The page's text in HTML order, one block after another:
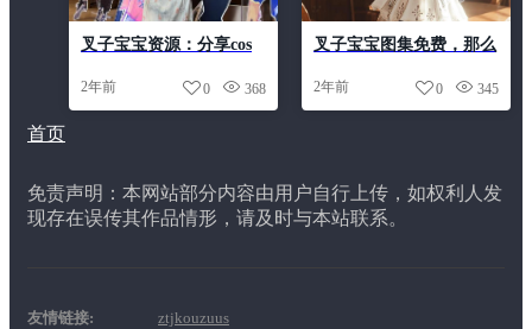
叉子宝宝资源：分享cos
cos界
2年前 368
0
叉子宝宝图集免费，那么
赏这个分享的珍藏吧
2年前 345
0
首页
免责声明：本网站部分内容由用户自行上传，如权利人发
现存在误传其作品情形，请及时与本站联系。
友情链接: ztjkouzuus